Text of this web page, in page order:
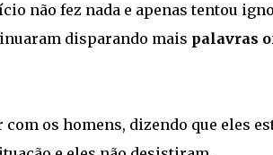
não fez nada e apenas tentou
disparando mais palavras
os homens, dizendo que eles